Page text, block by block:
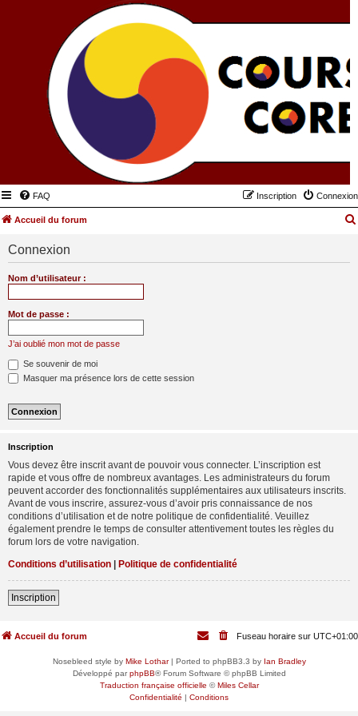
FAQ Connexion
Inscription
Accueil du forum
Connexion
Nom d’utilisateur :
Mot de passe :
J’ai oublié mon mot de passe
Se souvenir de moi
Masquer ma présence lors de cette session
Inscription
Vous devez être inscrit avant de pouvoir vous connecter. L’inscription est
rapide et vous offre de nombreux avantages. Les administrateurs du forum
peuvent accorder des fonctionnalités supplémentaires aux utilisateurs inscrits.
Avant de vous inscrire, assurez-vous d’avoir pris connaissance de nos
conditions d’utilisation et de notre politique de confidentialité. Veuillez
également prendre le temps de consulter attentivement toutes les règles du
forum lors de votre navigation.
Conditions d’utilisation | Politique de confidentialité
Inscription
Accueil du forum Fuseau horaire sur UTC+01:00
Nosebleed style by Mike Lothar| Ported to phpBB3.3 by Ian Bradley
Développé parphpBB® Forum Software © phpBB Limited
Traduction française officielle ©Miles Cellar
Confidentialité | Conditions